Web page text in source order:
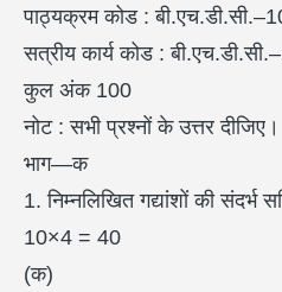
पाठ्यक्रम कोड :
सत्रीय कार्य कोड :
कुल अंक 100
नोट : सभी प्रश्नों के उत्तर दीजिए।
भाग—क
1. निम्नलिखित गद्यांशों की संदर्भ
10×4 = 40
(क)